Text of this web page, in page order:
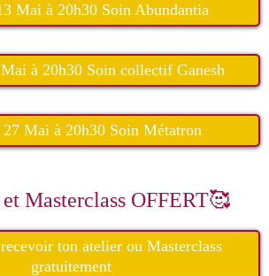
Mai à 20h30 Soin Abundantia
à 20h30 Soin collectif Ganesh
Mai à 20h30 Soin Métatron
Masterclass OFFERT🥰
ton atelier ou Masterclass
gratuitement